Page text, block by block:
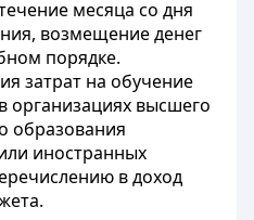
месяца со дня
возмещение денег
порядке.
затрат на обучение
высшего
образования
иностранных
в доход